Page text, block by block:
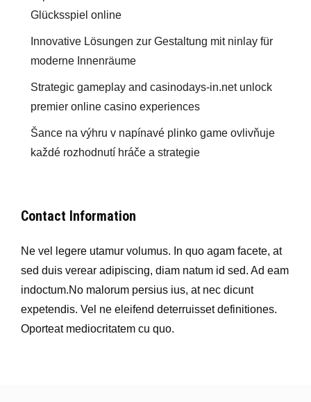
Glücksspiel online
Innovative Lösungen zur Gestaltung mit ninlay für
moderne Innenräume
Strategic gameplay and casinodays-in.net unlock
premier online casino experiences
Šance na výhru v napínavé plinko game ovlivňuje
každé rozhodnutí hráče a strategie
Contact Information
Ne vel legere utamur volumus. In quo agam facete, at
sed duis verear adipiscing, diam natum id sed. Ad eam
indoctum.No malorum persius ius, at nec dicunt
expetendis. Vel ne eleifend deterruisset definitiones.
Oporteat mediocritatem cu quo.